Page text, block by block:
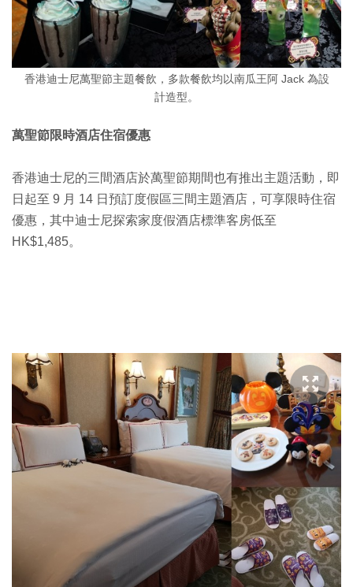
香港迪士尼萬聖節主題餐飲，多款餐飲均以南瓜王阿 Jack 為設
計造型。
萬聖節限時酒店住宿優惠
香港迪士尼的三間酒店於萬聖節期間也有推出主題活動，即
日起至 9 月 14 日預訂度假區三間主題酒店，可享限時住宿
優惠，其中迪士尼探索家度假酒店標準客房低至
HK$1,485。